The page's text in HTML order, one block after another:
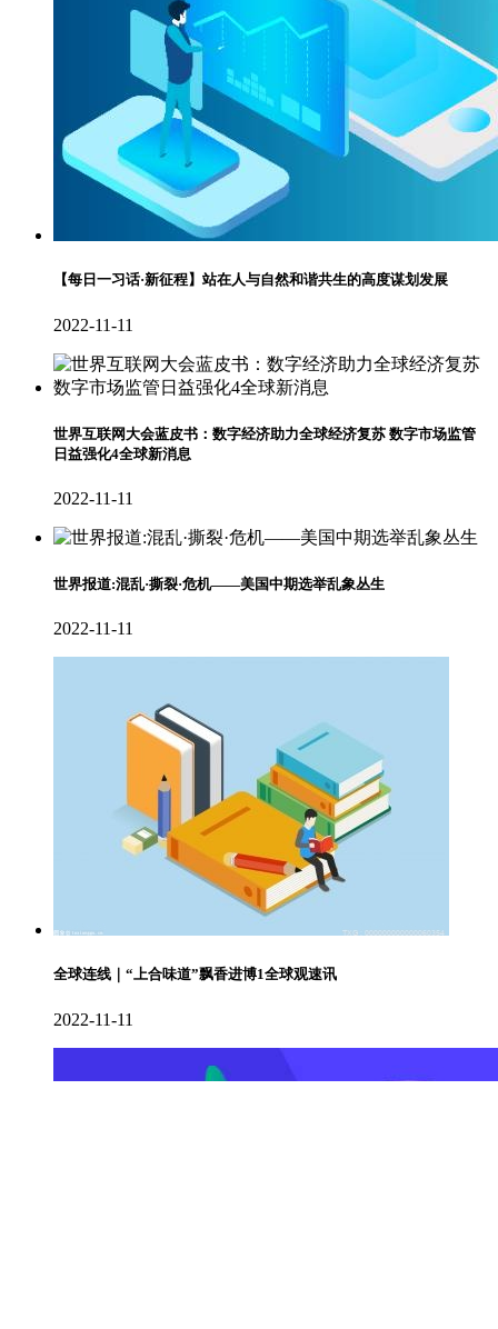
【每日一习话·新征程】站在人与自然和谐共生的高度谋划发展
2022-11-11
世界互联网大会蓝皮书：数字经济助力全球经济复苏 数字市场监管
日益强化4全球新消息
2022-11-11
世界报道:混乱·撕裂·危机——美国中期选举乱象丛生
2022-11-11
全球连线｜“上合味道”飘香进博1全球观速讯
2022-11-11